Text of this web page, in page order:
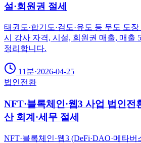
설·회원권 절세
태권도·합기도·검도·유도 등 무도 도
시 강사 자격, 시설, 회원권 매출, 매출
정리합니다.
11분·2026-04-25
법인전환
NFT·블록체인·웹3 사업 법인전
산 회계·세무 절세
NFT·블록체인·웹3 (DeFi·DAO·메타